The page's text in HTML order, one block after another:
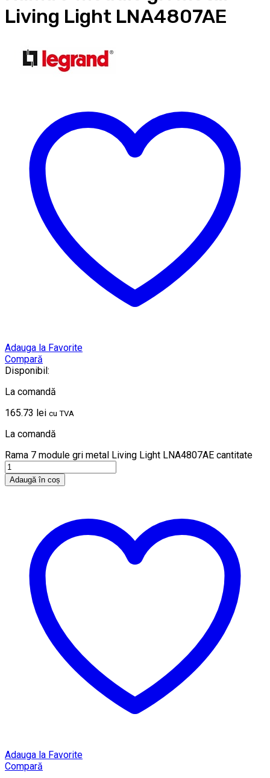
Living Light LNA4807AE
Adauga la Favorite
Compară
Disponibil:
La comandă
165.73 lei cu TVA
La comandă
Rama 7 module gri metal Living Light LNA4807AE cantitate
Adaugă în coș
Adauga la Favorite
Compară